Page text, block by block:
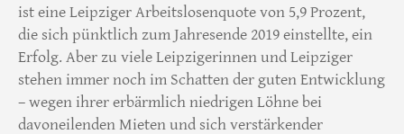
ist eine Leipziger Arbeitslosenquote von 5,9 Prozent,
die sich pünktlich zum Jahresende 2019 einstellte, ein
Erfolg. Aber zu viele Leipzigerinnen und Leipziger
stehen immer noch im Schatten der guten Entwicklung
– wegen ihrer erbärmlich niedrigen Löhne bei
davoneilenden Mieten und sich verstärkender